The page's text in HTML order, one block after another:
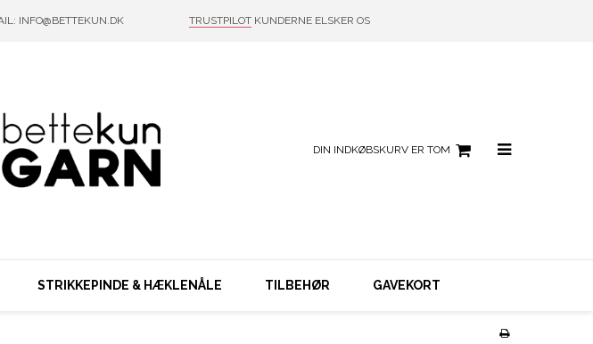
INFO@BETTEKUN.DK TRUSTPILOTKUNDERNE ELSKER OS
DIN INDKØBSKURV ER TOM
STRIKKEPINDE & HÆKLENÅLE TILBEHØR GAVEKORT